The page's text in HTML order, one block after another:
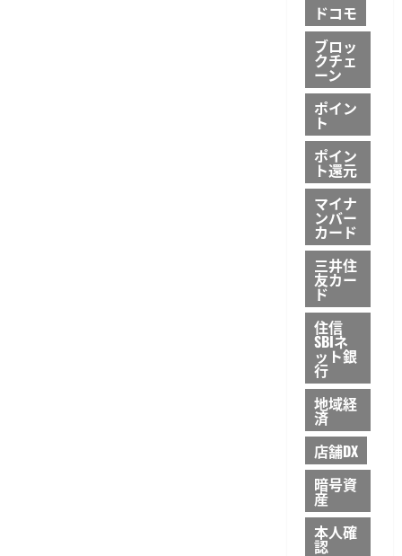
ドコモ
ブロッ
クチェ
ーン
ポイン
ト
ポイン
ト還元
マイナ
ンバー
カード
三井住
友カー
ド
住信
SBIネ
ット銀
行
地域経
済
店舗DX
暗号資
産
本人確
認